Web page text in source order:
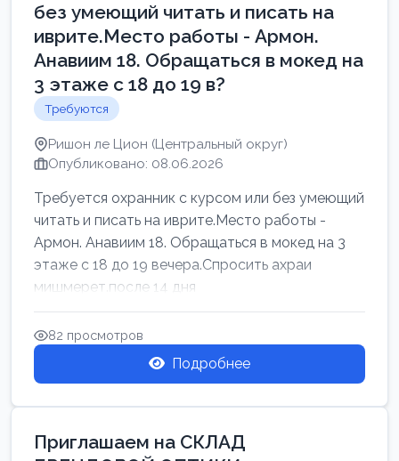
без умеющий читать и писать на
иврите.Место работы - Армон.
Анавиим 18. Обращаться в мокед на
3 этаже с 18 до 19 в?
Требуются
Ришон ле Цион (Центральный округ)
Опубликовано: 08.06.2026
Требуется охранник с курсом или без умеющий
читать и писать на иврите.Место работы -
Армон. Анавиим 18. Обращаться в мокед на 3
этаже с 18 до 19 вечера.Спросить ахраи
мишмерет.после 14 дня
82 просмотров
Подробнее
Приглашаем на СКЛАД